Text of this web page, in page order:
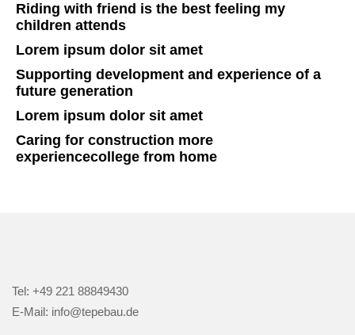
Riding with friend is the best feeling my
children attends
Lorem ipsum dolor sit amet
Supporting development and experience of a
future generation
Lorem ipsum dolor sit amet
Caring for construction more
experiencecollege from home
Tel: +49 221 88849430
E-Mail: info@tepebau.de